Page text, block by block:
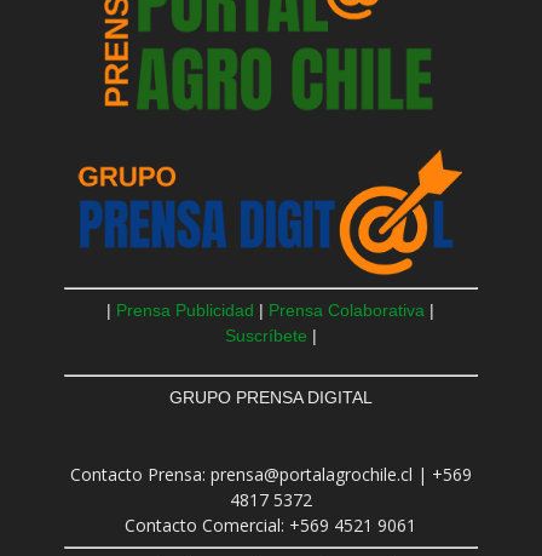
| Prensa Publicidad | Prensa Colaborativa |
Suscríbete |
GRUPO PRENSA DIGITAL
Contacto Prensa: prensa@portalagrochile.cl | +569
4817 5372
Contacto Comercial: +569 4521 9061